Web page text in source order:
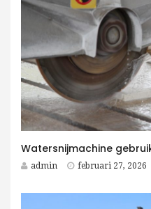
admin februari 27, 2026